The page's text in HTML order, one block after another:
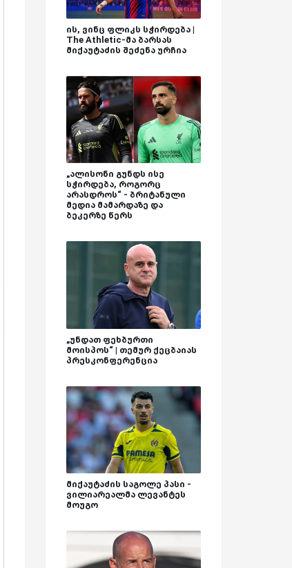
ის, ვინც ფლიკს სჭირდება |
The Athletic-მა ბარსას
მიქაუტაძის შეძენა ურჩია
„ალისონი გუნდს ისე
სჭირდება, როგორც
არასდროს“ - ბრიტანული
მედია მამარდაზე და
ბეკერზე წერს
„უნდათ ფეხბურთი
მოისპოს“ | თემურ ქეცბაიას
პრესკონფერენცია
მიქაუტაძის საგოლე პასი -
ვილიარეალმა ლევანტეს
მოუგო